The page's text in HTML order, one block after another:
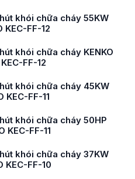
chịu nhiệt […]
dụng phổ biến trong
các hệ thống Phòng
các khu chung cư,
tòa nhà cao tầng,
… Lưu ý khi sử […]
khói chữa cháy 55KW
KEC-FF-12
khói chữa cháy KENKO
FF-12
khói chữa cháy 45KW
KEC-FF-11
khói chữa cháy 50HP
KEC-FF-11
khói chữa cháy 37KW
KEC-FF-10